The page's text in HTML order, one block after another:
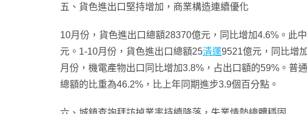
五、貨色進出口堅持增加，商業構造連續優化
10月份，貨色進出口總額28370億元，同比增加4.6%。此
元。1-10月份，貨色進出口總額25清運9521億元，同比增
月份，機電產物出口同比增加3.8%，占出口額的59%。普
總額的比重為46.2%，比上年同期進步3.9個百分點。